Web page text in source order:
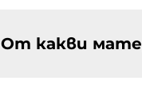
От какви